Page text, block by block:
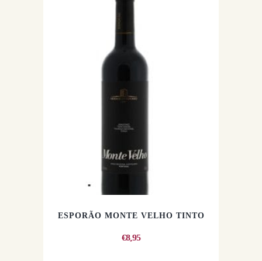
ESPORÃO MONTE VELHO TINTO
€8,95